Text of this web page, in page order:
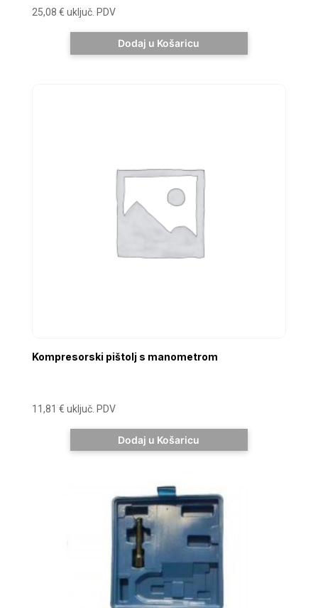
25,08 € uključ. PDV
Dodaj u Košaricu
Kompresorski pištolj s manometrom
11,81 € uključ. PDV
Dodaj u Košaricu